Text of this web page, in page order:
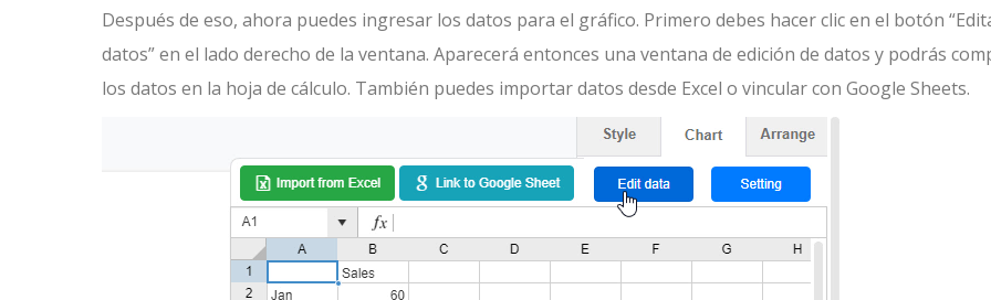
Después de eso, ahora puedes ingresar los datos para el gráfico. Primero debes hacer clic en el botón
datos” en el lado derecho de la ventana. Aparecerá entonces una ventana de edición de datos y podrás
los datos en la hoja de cálculo. También puedes importar datos desde Excel o vincular con Google Sheets.